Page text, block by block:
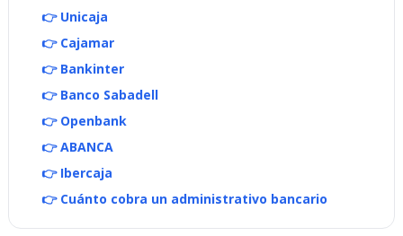
👉 Unicaja
👉 Cajamar
👉 Bankinter
👉 Banco Sabadell
👉 Openbank
👉 ABANCA
👉 Ibercaja
👉 Cuánto cobra un administrativo bancario